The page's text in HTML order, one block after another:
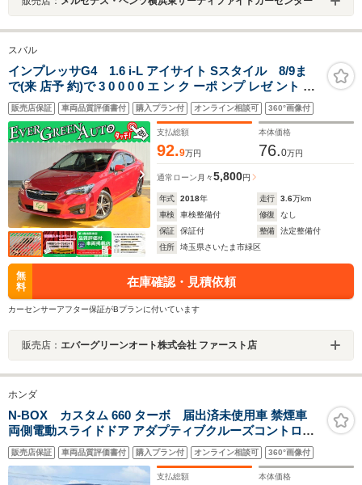
スバル
インプレッサG4 1.6 i-L アイサイト Sスタイル 8/9ま
で(来 店予 約)で 3 0 0 0 0 エ ン ク ーポ ンプ レゼ ント 禁
煙車 アイサイトVer3 純正SDナビ プッシュスタート サイ
ド/バックカメラ ブラインドスポットモニター パドルシフ
ト 電動パーキング
販売店保証 車両品質評価書付 購入プラン付 オンライン相談可 360°画像付
支払総額
92.9万円
本体価格
76.0万円
通常ローン 月々5,800円
年式 2018年 走行 3.6万km
車検
車検整備付 修復
なし
保証
保証付 整備
法定整備付
住所
埼玉県さいたま市緑区
無
料
在庫確認・見積依頼
カーセンサーアフター保証がBプランに付いています
販売店： エバーグリーンオート株式会社 ファースト店
ホンダ
N-BOX カスタム 660 ターボ 届出済未使用車 禁煙車
両側電動スライドドア アダプティブクルーズコントロー
ル 衝突被害軽減ブレーキ LEDヘッドライト 純正アルミホ
イール 電動パーキングブレーキ オートブレーキホールド
シートヒーター
販売店保証 車両品質評価書付 購入プラン付 オンライン相談可 360°画像付
支払総額 本体価格